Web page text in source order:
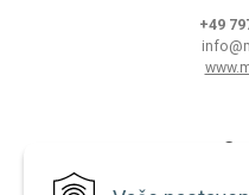
+49
O